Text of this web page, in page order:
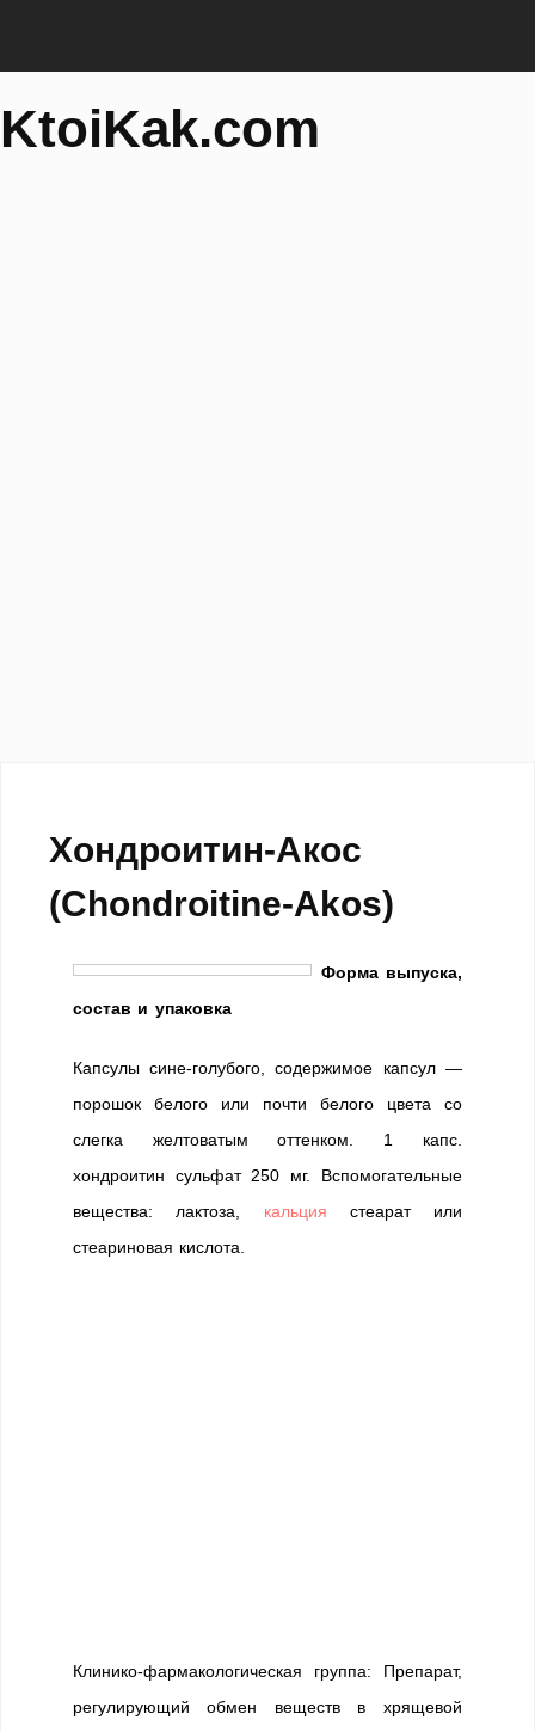
KtoiKak.com
Хондроитин-Акос
(Chondroitine-Akos)
Форма выпуска,
состав и упаковка
Капсулы сине-голубого, содержимое капсул —
порошок белого или почти белого цвета со
слегка желтоватым оттенком. 1 капс.
хондроитин сульфат 250 мг. Вспомогательные
вещества: лактоза, кальция стеарат или
стеариновая кислота.
Клинико-фармакологическая группа: Препарат,
регулирующий обмен веществ в хрящевой